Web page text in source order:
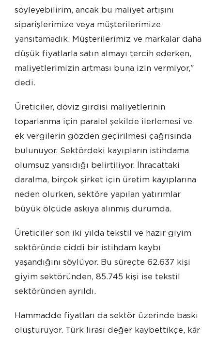
söyleyebilirim, ancak bu maliyet artışını
siparişlerimize veya müşterilerimize
yansıtamadık. Müşterilerimiz ve markalar daha
düşük fiyatlarla satın almayı tercih ederken,
maliyetlerimizin artması buna izin vermiyor,"
dedi.
Üreticiler, döviz girdisi maliyetlerinin
toparlanma için paralel şekilde ilerlemesi ve
ek vergilerin gözden geçirilmesi çağrısında
bulunuyor. Sektördeki kayıpların istihdama
olumsuz yansıdığı belirtiliyor. İhracattaki
daralma, birçok şirket için üretim kayıplarına
neden olurken, sektöre yapılan yatırımlar
büyük ölçüde askıya alınmış durumda.
Üreticiler son iki yılda tekstil ve hazır giyim
sektöründe ciddi bir istihdam kaybı
yaşandığını söylüyor. Bu süreçte 62.637 kişi
giyim sektöründen, 85.745 kişi ise tekstil
sektöründen ayrıldı.
Hammadde fiyatları da sektör üzerinde baskı
oluşturuyor. Türk lirası değer kaybettikçe, kâr